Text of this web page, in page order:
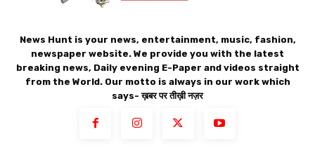
News Hunt is your news, entertainment, music, fashion,
newspaper website. We provide you with the latest
breaking news, Daily evening E-Paper and videos straight
from the World. Our motto is always in our work which
says- ख़बर पर तीख़ी नज़र